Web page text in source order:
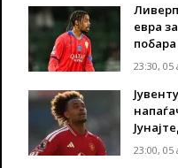
евра
23:30, 05
23:00, 05